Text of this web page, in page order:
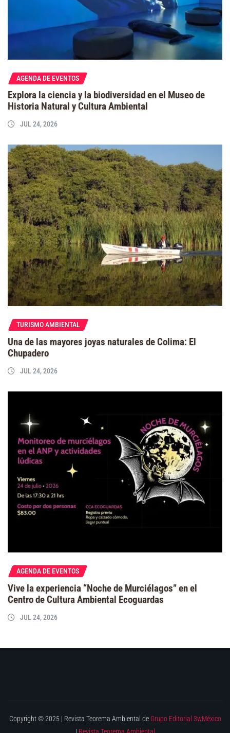
AGENDA DE EVENTOS
Explora la ciencia y la biodiversidad en el Museo de
Historia Natural y Cultura Ambiental
JUL 24, 2026
TURISMO AMBIENTAL
Una de las mayores joyas naturales de Colima: El
Chupadero
JUL 24, 2026
AGENDA DE EVENTOS
Vive la experiencia “Noche de Murciélagos” en el
Centro de Cultura Ambiental Ecoguardas
JUL 24, 2026
Copyright © 2025 | Revista Teorema Ambiental de Grupo Editorial 3wMéxico